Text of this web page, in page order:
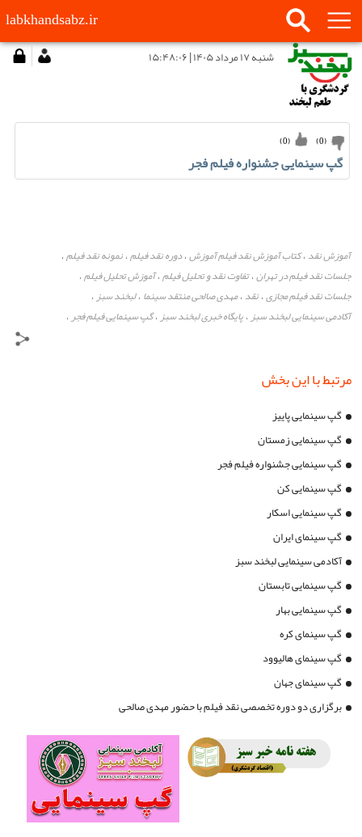
labkhandsabz.ir
شنبه ۱۷ مرداد ۱۴۰۵ | ۱۵:۴۸:۰۶
(
0
) (
0
)
گپ سینمایی جشنواره فیلم فجر
آموزش نقد ،کتاب آموزش نقد فیلم آموزش،دوره نقد فیلم،نمونه نقد فیلم،
جلسات نقد فیلم در تهران،تفاوت نقد و تحلیل فیلم،آموزش تحلیل فیلم،
جلسات نقد فیلم مجازی،نقد ،مهدی صالحی منتقد سینما ،لبخند سبز،
آکادمی سینمایی لبخند سبز،پایگاه خبری لبخند سبز،گپ سینمایی فیلم فجر،
مرتبط با این بخش
گپ سینمایی پاییز
گپ سینمایی زمستان
گپ سینمایی جشنواره فیلم فجر
گپ سینمایی کن
گپ سینمایی اسکار
گپ سینمای ایران
آکادمی سینمایی لبخند سبز
گپ سینمایی تابستان
گپ سینمایی بهار
گپ سینمای کره
گپ سینمای هالیوود
گپ سینمای جهان
برگزاری دو دوره تخصصی نقد فیلم با حضور مهدی صالحی